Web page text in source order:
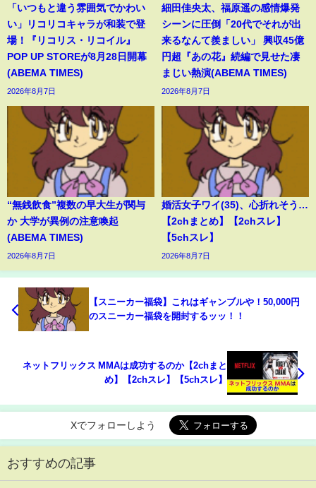
「いつもと違う雰囲気でかわい
い」リコリコキャラが和装で登
場！『リコリス・リコイル』
POP UP STOREが8月28日開幕
(ABEMA TIMES)
2026年8月7日
細田佳央太、福原遥の感情爆発
シーンに圧倒「20代でそれが出
来るなんて羨ましい」 興収45億
円超『あの花』続編で見せた凄
まじい熱演(ABEMA TIMES)
2026年8月7日
“無銭飲食”複数の早大生が関与
か 大学が異例の注意喚起
(ABEMA TIMES)
2026年8月7日
婚活女子ワイ(35)、心折れそう…
【2chまとめ】【2chスレ】
【5chスレ】
2026年8月7日
【スニーカー福袋】これはギャンブルや！50,000円
のスニーカー福袋を開封するッッ！！
ネットフリックス MMAは成功するのか【2chまと
め】【2chスレ】【5chスレ】
Xでフォローしよう
おすすめの記事